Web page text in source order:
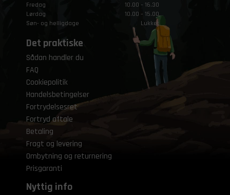
Fredag
10.00 – 16.30
Lørdag
10.00 – 15.00
Søn- og helligdage
Lukket
Det praktiske
Sådan handler du
FAQ
Cookiepolitik
Handelsbetingelser
Fortrydelsesret
Fortryd aftale
Betaling
Fragt og levering
Ombytning og returnering
Prisgaranti
Nyttig info